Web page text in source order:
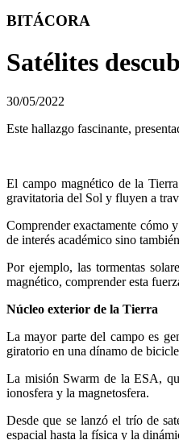
BITÁCORA
Satélites
30/05/2022
Este hallazgo fascinante,
El campo magnético de la
gravitatoria del Sol y fluyen a
Comprender exactamente cómo
de interés académico sino
Por ejemplo, las tormentas
magnético, comprender esta
Núcleo exterior de la Tierra
La mayor parte del campo es
giratorio en una dínamo de
La misión Swarm de la ESA,
ionosfera y la magnetosfera.
Desde que se lanzó el trío de
espacial hasta la física y la